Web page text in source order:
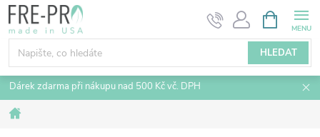
Přejít
na
obsah
HLEDAT
NÁKUPNÍ
KOŠÍK
Dárek zdarma při nákupu nad 500 Kč vč. DPH